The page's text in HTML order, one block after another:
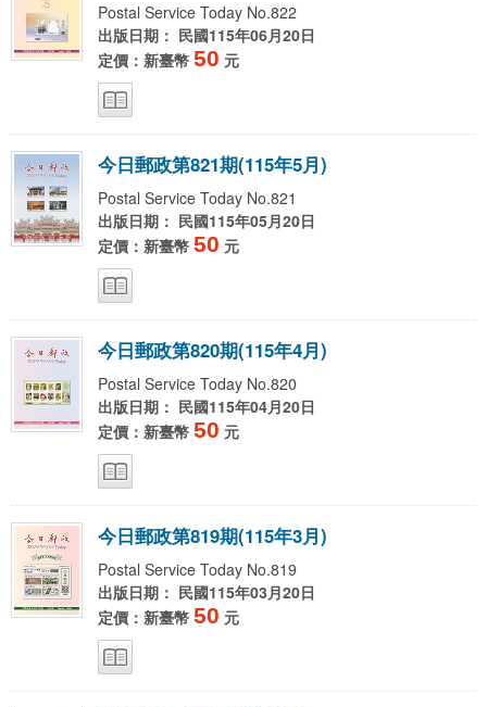
Postal Service Today No.822
出版日期： 民國115年06月20日
定價：新臺幣 50 元
今日郵政第821期(115年5月)
Postal Service Today No.821
出版日期： 民國115年05月20日
定價：新臺幣 50 元
今日郵政第820期(115年4月)
Postal Service Today No.820
出版日期： 民國115年04月20日
定價：新臺幣 50 元
今日郵政第819期(115年3月)
Postal Service Today No.819
出版日期： 民國115年03月20日
定價：新臺幣 50 元